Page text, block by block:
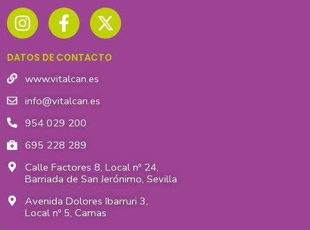
n
s
a
g
r
a
m
a
c
b
o
o
k
-
f
-
t
i
DATOS DE CONTACTO
www.vitalcan.es
info@vitalcan.es
954 029 200
695 228 289
Calle Factores 8, Local nº 24,
Barriada de San Jerónimo, Sevilla
Avenida Dolores Ibarruri 3,
Local nº 5, Camas